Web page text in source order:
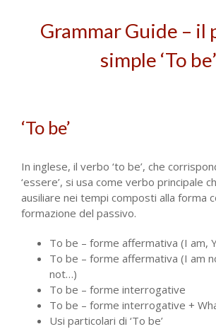
Grammar Guide – il
simple ‘To be’
‘To be’
In inglese, il verbo ‘to be’, che
‘essere’, si usa come verbo principale
ausiliare nei tempi composti alla forma
formazione del passivo.
To be – forme affermativa (I am,
To be – forme affermativa (I am
not…)
To be – forme interrogative
To be – forme interrogative +
Usi particolari di ‘To be’